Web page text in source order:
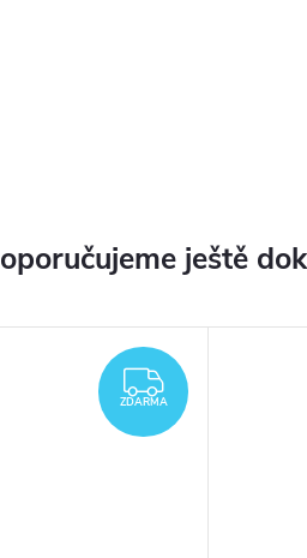
ještě
ZDARMA
ZDARMA